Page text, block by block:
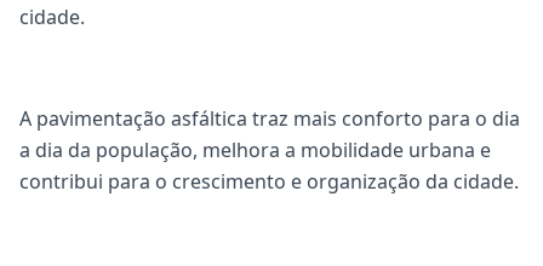
cidade.
A pavimentação asfáltica traz mais conforto para o dia
a dia da população, melhora a mobilidade urbana e
contribui para o crescimento e organização da cidade.